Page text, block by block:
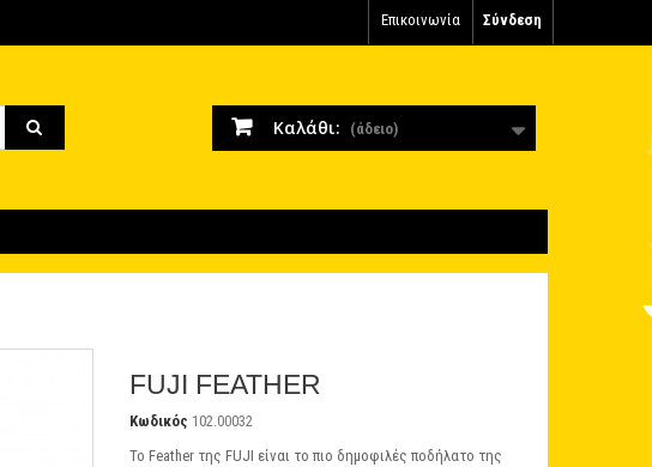
Σύνδεση
Επικοινωνία
Καλάθι: (άδειο)
FUJI FEATHER
Κωδικός 102.00032
Το Feather της FUJI είναι το πιο δημοφιλές ποδήλατο της